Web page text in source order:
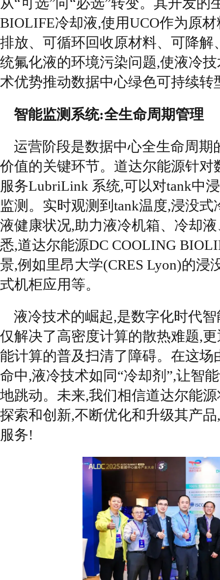
从“可选”向“必选”转变。其开发的
BIOLIFE冷却液,使用UCO作为原
排放、可循环回收原材料、可降
统氟化液的环境污染问题,使液冷
术优势推动数据中心绿色可持续
智能监测系统:全生命周期管理
运营阶段是数据中心全生命周
价值的关键环节。道达尔能源针
服务LubriLink 系统,可以对tank中
监测。实时观测到tank温度,浸没
液健康状况,助力液冷机箱、冷却
悉,道达尔能源DC COOLING
景,例如里昂大学(CRES Lyon)的浸
式机柜应用等。
液冷技术的崛起,是数字化时代
仅解决了高密度计算的散热难题,
能计算的普及扫清了障碍。在这
命中,液冷技术如同“冷却剂”,让智
地跳动。未来,我们相信道达尔能
探索和创新,不断优化和升级其产
服务!